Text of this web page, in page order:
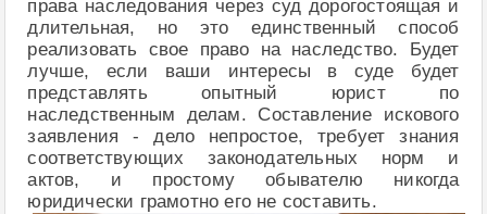
права наследования через суд дорогостоящая и
длительная, но это единственный способ
реализовать свое право на наследство. Будет
лучше, если ваши интересы в суде будет
представлять опытный юрист по
наследственным делам. Составление искового
заявления - дело непростое, требует знания
соответствующих законодательных норм и
актов, и простому обывателю никогда
юридически грамотно его не составить.